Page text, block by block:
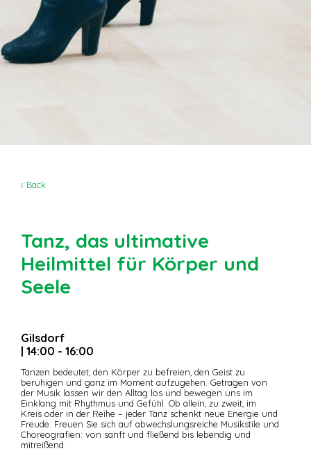
‹ Back
Tanz, das ultimative
Heilmittel für Körper und
Seele
Gilsdorf
| 14:00 - 16:00
Tanzen bedeutet, den Körper zu befreien, den Geist zu
beruhigen und ganz im Moment aufzugehen. Getragen von
der Musik lassen wir den Alltag los und bewegen uns im
Einklang mit Rhythmus und Gefühl. Ob allein, zu zweit, im
Kreis oder in der Reihe – jeder Tanz schenkt neue Energie und
Freude. Freuen Sie sich auf abwechslungsreiche Musikstile und
Choreografien: von sanft und fließend bis lebendig und
mitreißend.